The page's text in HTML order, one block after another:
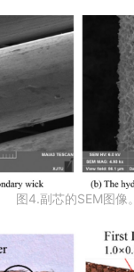
图4.副芯的SEM图像。